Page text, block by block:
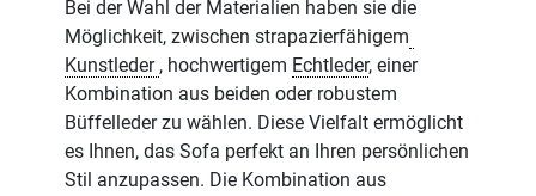
Bei der Wahl der Materialien haben sie die
Möglichkeit, zwischen strapazierfähigem
Kunstleder , hochwertigem Echtleder, einer
Kombination aus beiden oder robustem
Büffelleder zu wählen. Diese Vielfalt ermöglicht
es Ihnen, das Sofa perfekt an Ihren persönlichen
Stil anzupassen. Die Kombination aus